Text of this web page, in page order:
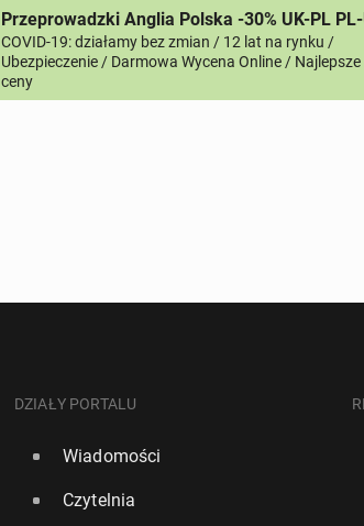
Przeprowadzki Anglia Polska -30% UK-PL
COVID-19: działamy bez zmian / 12 lat na rynku /
Ubezpieczenie / Darmowa Wycena Online / Najlepsze
ceny
DZIAŁY PORTALU
Wiadomości
Czytelnia